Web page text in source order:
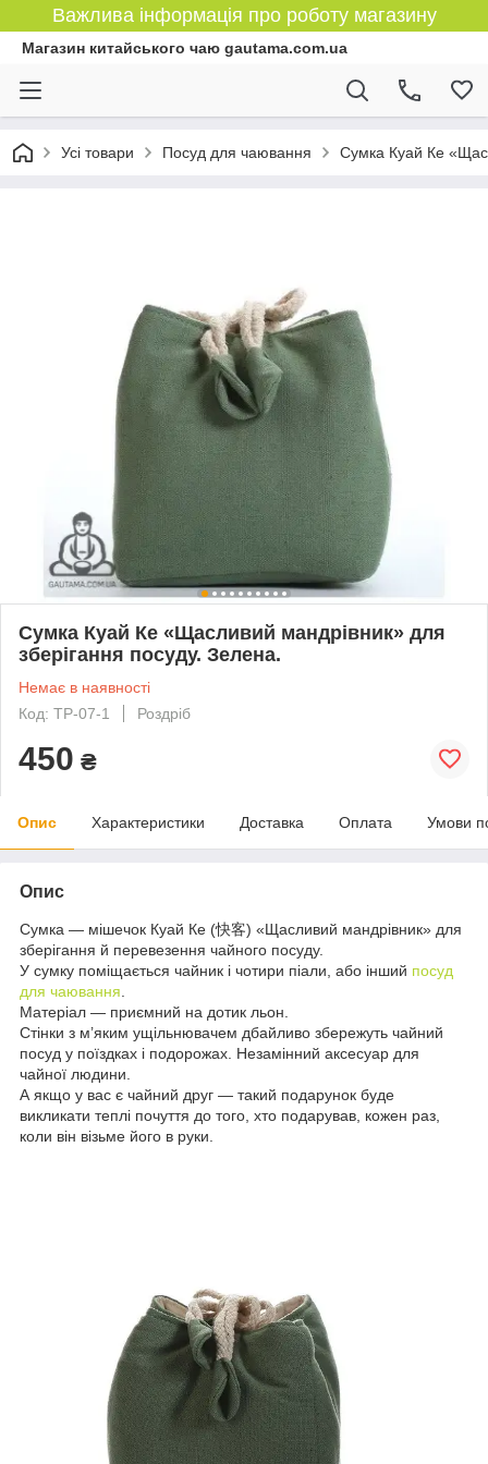
Важлива інформація про роботу магазину
Магазин китайського чаю gautama.com.ua
Усі товари Посуд для чаювання Сумка Куай Ке
Сумка Куай Ке «Щасливий мандрівник» для
зберігання посуду. Зелена.
Немає в наявності
Код: TP-07-1
Роздріб
450 ₴
Опис Характеристики Доставка Оплата Умови
Опис
Сумка — мішечок Куай Ке (快客) «Щасливий мандрівник» для
зберігання й перевезення чайного посуду.
У сумку поміщається чайник і чотири піали, або інший посуд
для чаювання
Матеріал — приємний на дотик льон.
Стінки з м’яким ущільнювачем дбайливо збережуть чайний
посуд у поїздках і подорожах. Незамінний аксесуар для
чайної людини.
А якщо у вас є чайний друг — такий подарунок буде
викликати теплі почуття до того, хто подарував, кожен раз,
коли він візьме його в руки.